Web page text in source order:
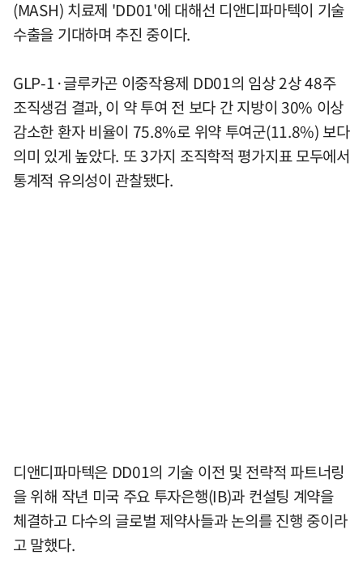
(MASH) 치료제 'DD01'에 대해선 디앤디파마텍이 기술
수출을 기대하며 추진 중이다.
GLP-1·글루카곤 이중작용제 DD01의 임상 2상 48주
조직생검 결과, 이 약 투여 전 보다 간 지방이 30% 이상
감소한 환자 비율이 75.8%로 위약 투여군(11.8%) 보다
의미 있게 높았다. 또 3가지 조직학적 평가지표 모두에서
통계적 유의성이 관찰됐다.
디앤디파마텍은 DD01의 기술 이전 및 전략적 파트너링
을 위해 작년 미국 주요 투자은행(IB)과 컨설팅 계약을
체결하고 다수의 글로벌 제약사들과 논의를 진행 중이라
고 말했다.